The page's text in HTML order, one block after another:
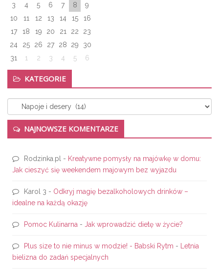
3
4 5 6 7 8
9
10
11 12 13 14 15
16
17
18 19 20 21 22
23
24
25 26 27 28 29
30
31
1 2 3 4 5 6
KATEGORIE
Kategorie
NAJNOWSZE KOMENTARZE
Rodzinka.pl - Kreatywne pomysły na majówkę w domu:
Jak cieszyć się weekendem majowym bez wyjazdu
Karol 3 - Odkryj magię bezalkoholowych drinków –
idealne na każdą okazję
Pomoc Kulinarna - Jak wprowadzić dietę w życie?
Plus size to nie minus w modzie! - Babski Rytm - Letnia
bielizna do zadań specjalnych